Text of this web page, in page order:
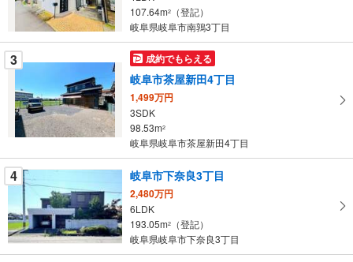
ペ
ー
ジ
に
保
存
す
る
107.64m2
（登記）
岐阜県岐阜市南鶉3丁目
3 成約でもらえる
岐阜市茶屋新田4丁目
1,499万円
3SDK
98.53m2
岐阜県岐阜市茶屋新田4丁目
4 岐阜市下奈良3丁目
2,480万円
6LDK
193.05m2
（登記）
岐阜県岐阜市下奈良3丁目